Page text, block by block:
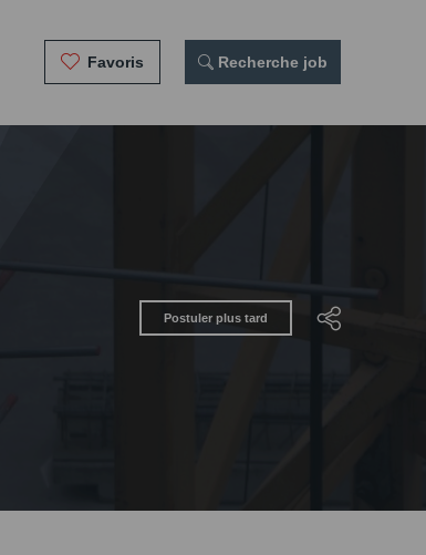
Favoris Recherche job
Postuler plus tard